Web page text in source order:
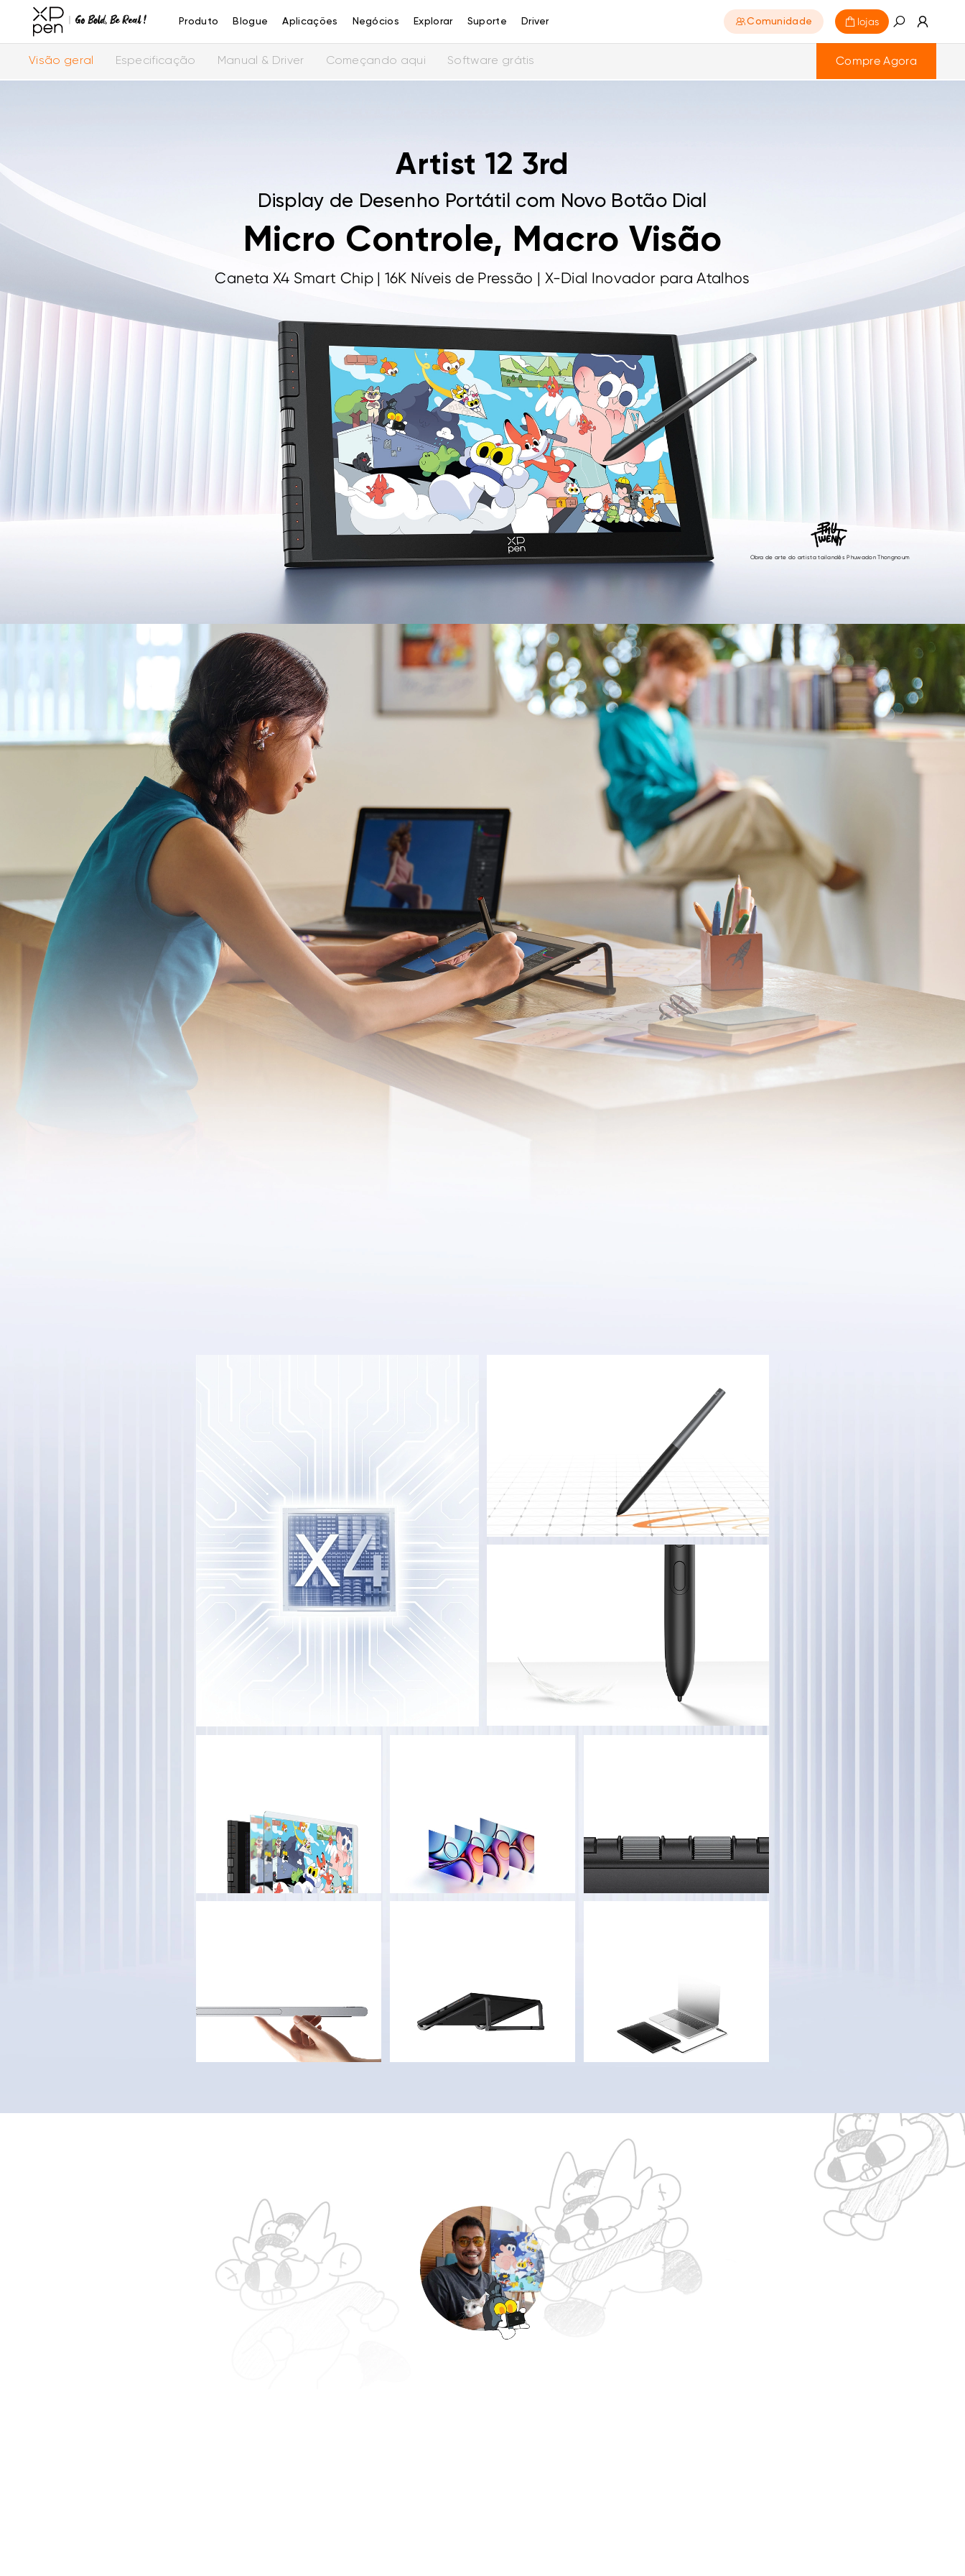
Produto Blogue Aplicações Negócios Explorar Suporte Driver Comunidade lojas
Visão geral Especificação Manual & Driver Começando aqui Software grátis Compre Agora
Artist 12 3rd
Display de Desenho Portátil com Novo Botão Dial
Micro Controle, Macro Visão
Caneta X4 Smart Chip | 16K Níveis de Pressão | X-Dial Inovador para Atalhos
Obra de arte do artista tailandês Phuwadon Thongnoum